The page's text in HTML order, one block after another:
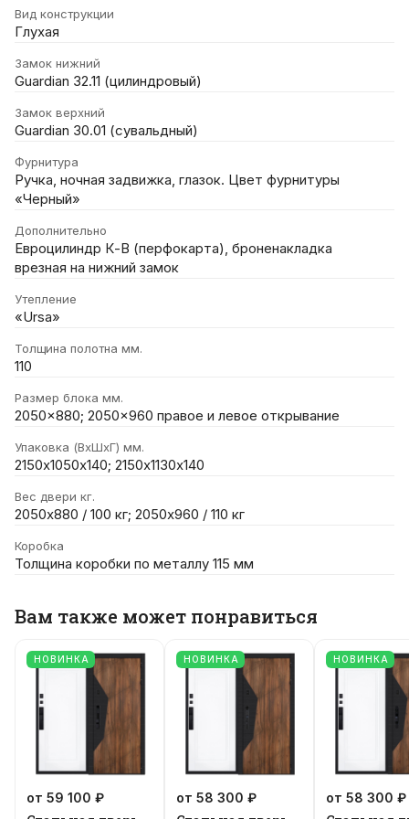
Вид конструкции
Глухая
Замок нижний
Guardian 32.11 (цилиндровый)
Замок верхний
Guardian 30.01 (сувальдный)
Фурнитура
Ручка, ночная задвижка, глазок. Цвет фурнитуры
«Черный»
Дополнительно
Евроцилиндр К-В (перфокарта), броненакладка
врезная на нижний замок
Утепление
«Ursa»
Толщина полотна мм.
110
Размер блока мм.
2050x880; 2050x960 правое и левое открывание
Упаковка (ВхШхГ) мм.
2150х1050х140; 2150х1130х140
Вес двери кг.
2050х880 / 100 кг; 2050х960 / 110 кг
Коробка
Толщина коробки по металлу 115 мм
Вам также может понравиться
НОВИНКА
от 59 100 ₽
НОВИНКА
от 58 300 ₽
НОВИНКА
от 58 300 ₽